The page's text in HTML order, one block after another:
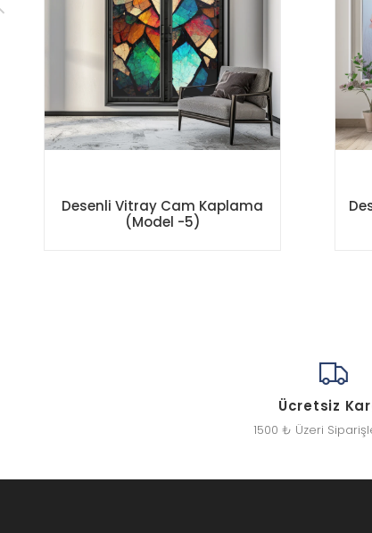
Desenli Vitray Cam Kaplama
(Model -5)
Ücretsiz
1500 ₺ Üzeri